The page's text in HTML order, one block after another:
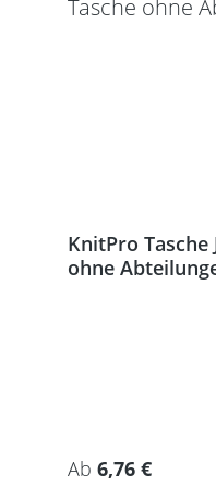
KnitPro Tasche
ohne
Regulärer Preis:
Ab 6,76 €